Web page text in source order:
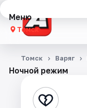
Меню
Томск
Концерты
Стендап
Ночной режим
Томск Варяг